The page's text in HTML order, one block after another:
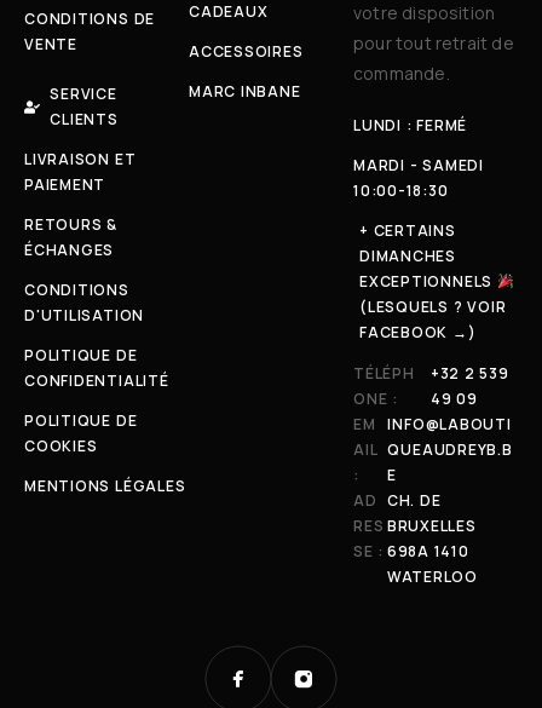
CONDITIONS DE
VENTE
SERVICE
CLIENTS
LIVRAISON ET
PAIEMENT
RETOURS &
ÉCHANGES
CONDITIONS
D'UTILISATION
POLITIQUE DE
CONFIDENTIALITÉ
POLITIQUE DE
COOKIES
MENTIONS LÉGALES
CADEAUX
ACCESSOIRES
MARC INBANE
votre disposition
pour tout retrait de
commande.
LUNDI : FERMÉ
MARDI - SAMEDI
10:00-18:30
+ CERTAINS
DIMANCHES
EXCEPTIONNELS
(LESQUELS ? VOIR
FACEBOOK →)
TÉLÉPH
ONE :
+32 2 539
49 09
EM
AIL
:
INFO@LABOUTI
QUEAUDREYB.B
E
AD
RES
SE :
CH. DE
BRUXELLES
698A 1410
WATERLOO